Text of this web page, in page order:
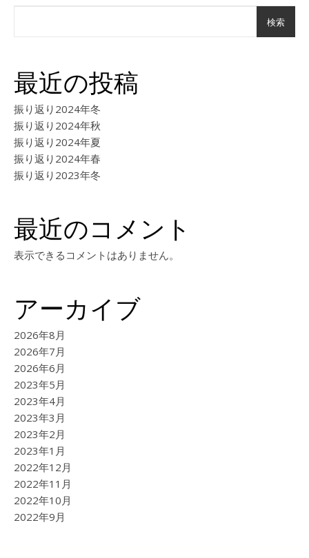
検索
最近の投稿
振り返り2024年冬
振り返り2024年秋
振り返り2024年夏
振り返り2024年春
振り返り2023年冬
最近のコメント
表示できるコメントはありません。
アーカイブ
2026年8月
2026年7月
2026年6月
2023年5月
2023年4月
2023年3月
2023年2月
2023年1月
2022年12月
2022年11月
2022年10月
2022年9月